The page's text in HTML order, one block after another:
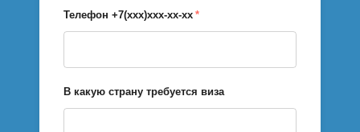
Телефон +7(xxx)xxx-xx-xx *
В какую страну требуется виза